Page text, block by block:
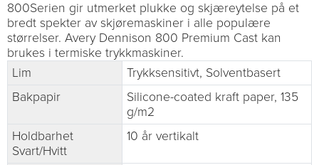
800Serien gir utmerket plukke og skjæreytelse på et
bredt spekter av skjøremaskiner i alle populære
størrelser. Avery Dennison 800 Premium Cast kan
brukes i termiske trykkmaskiner.
Lim
Trykksensitivt, Solventbasert
Bakpapir
Silicone-coated kraft paper, 135
g/m2
Holdbarhet
Svart/Hvitt
10 år vertikalt